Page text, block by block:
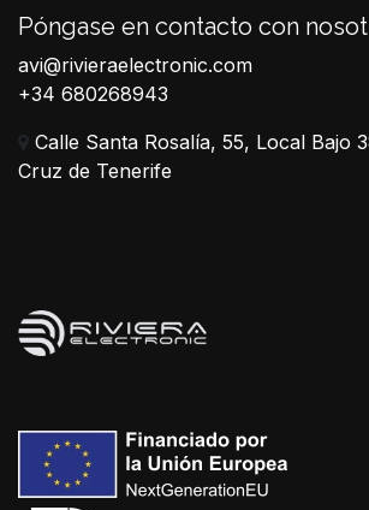
Póngase en contacto con
avi@rivieraelectronic.com
+34 680268943
Calle Santa Rosalía, 55, Local Bajo
Cruz de Tenerife